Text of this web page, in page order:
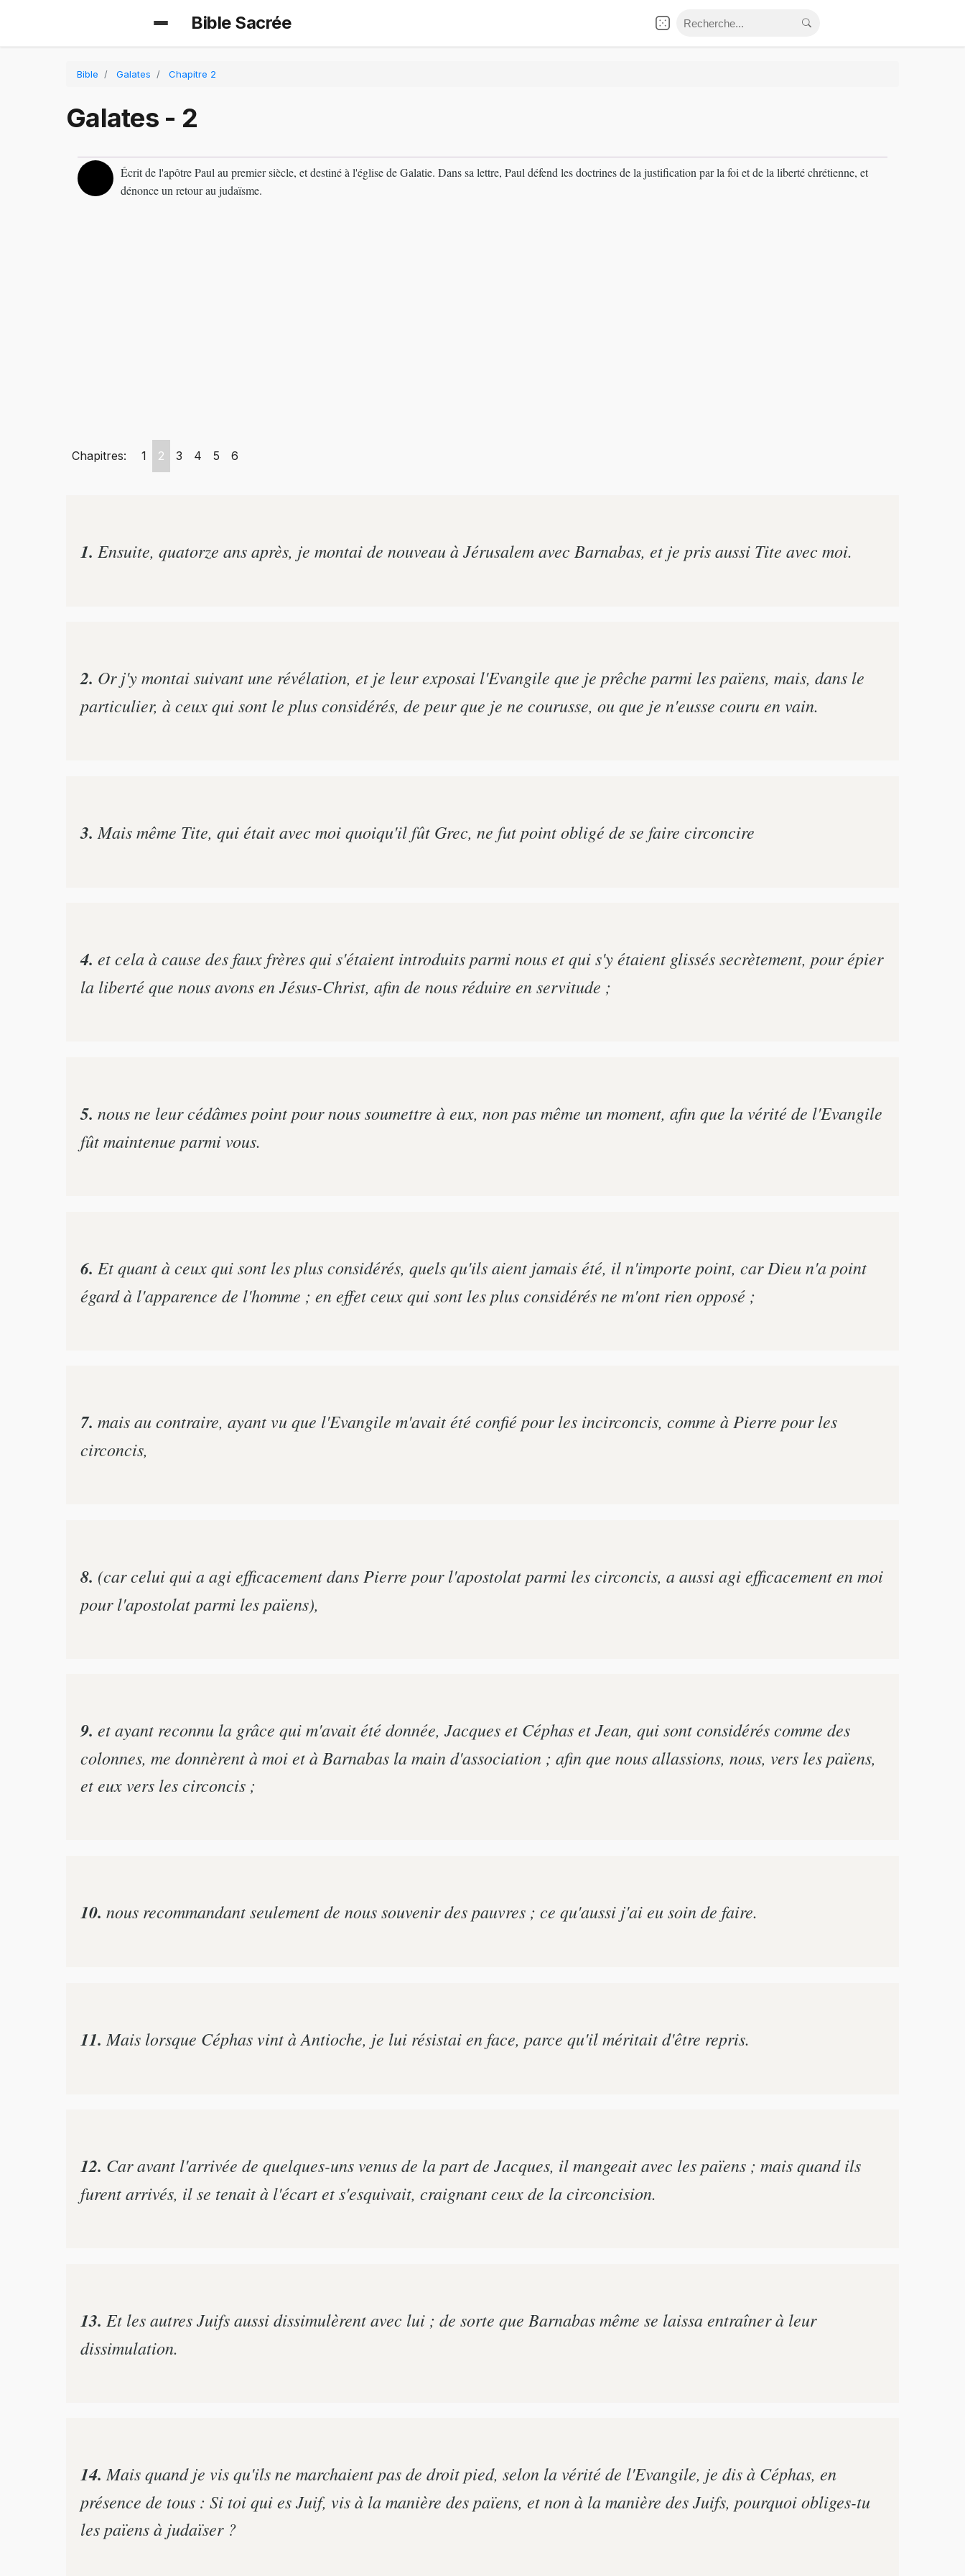
Bible Sacrée
Bible Galates Chapitre 2
Galates - 2
Écrit de l'apôtre Paul au premier siècle, et destiné à l'église de Galatie. Dans sa lettre, Paul défend les doctrines de la justification par la foi et de la liberté chrétienne, et
dénonce un retour au judaïsme.
Chapitres: 1 2 3 4 5 6
1. Ensuite, quatorze ans après, je montai de nouveau à Jérusalem avec Barnabas, et je pris aussi Tite avec moi.
2. Or j'y montai suivant une révélation, et je leur exposai l'Evangile que je prêche parmi les païens, mais, dans le
particulier, à ceux qui sont le plus considérés, de peur que je ne courusse, ou que je n'eusse couru en vain.
3. Mais même Tite, qui était avec moi quoiqu'il fût Grec, ne fut point obligé de se faire circoncire
4. et cela à cause des faux frères qui s'étaient introduits parmi nous et qui s'y étaient glissés secrètement, pour épier
la liberté que nous avons en Jésus-Christ, afin de nous réduire en servitude ;
5. nous ne leur cédâmes point pour nous soumettre à eux, non pas même un moment, afin que la vérité de l'Evangile
fût maintenue parmi vous.
6. Et quant à ceux qui sont les plus considérés, quels qu'ils aient jamais été, il n'importe point, car Dieu n'a point
égard à l'apparence de l'homme ; en effet ceux qui sont les plus considérés ne m'ont rien opposé ;
7. mais au contraire, ayant vu que l'Evangile m'avait été confié pour les incirconcis, comme à Pierre pour les
circoncis,
8. (car celui qui a agi efficacement dans Pierre pour l'apostolat parmi les circoncis, a aussi agi efficacement en moi
pour l'apostolat parmi les païens),
9. et ayant reconnu la grâce qui m'avait été donnée, Jacques et Céphas et Jean, qui sont considérés comme des
colonnes, me donnèrent à moi et à Barnabas la main d'association ; afin que nous allassions, nous, vers les païens,
et eux vers les circoncis ;
10. nous recommandant seulement de nous souvenir des pauvres ; ce qu'aussi j'ai eu soin de faire.
11. Mais lorsque Céphas vint à Antioche, je lui résistai en face, parce qu'il méritait d'être repris.
12. Car avant l'arrivée de quelques-uns venus de la part de Jacques, il mangeait avec les païens ; mais quand ils
furent arrivés, il se tenait à l'écart et s'esquivait, craignant ceux de la circoncision.
13. Et les autres Juifs aussi dissimulèrent avec lui ; de sorte que Barnabas même se laissa entraîner à leur
dissimulation.
14. Mais quand je vis qu'ils ne marchaient pas de droit pied, selon la vérité de l'Evangile, je dis à Céphas, en
présence de tous : Si toi qui es Juif, vis à la manière des païens, et non à la manière des Juifs, pourquoi obliges-tu
les païens à judaïser ?